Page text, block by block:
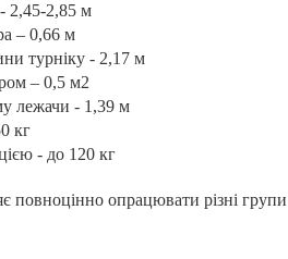
2,45-2,85 м
– 0,66 м
турніку - 2,17 м
– 0,5 м2
лежачи - 1,39 м
кг
- до 120 кг
повноцінно опрацювати різні групи